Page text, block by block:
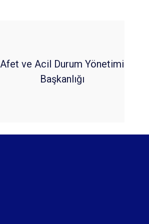
Afet ve Acil Durum Yönetimi
Başkanlığı